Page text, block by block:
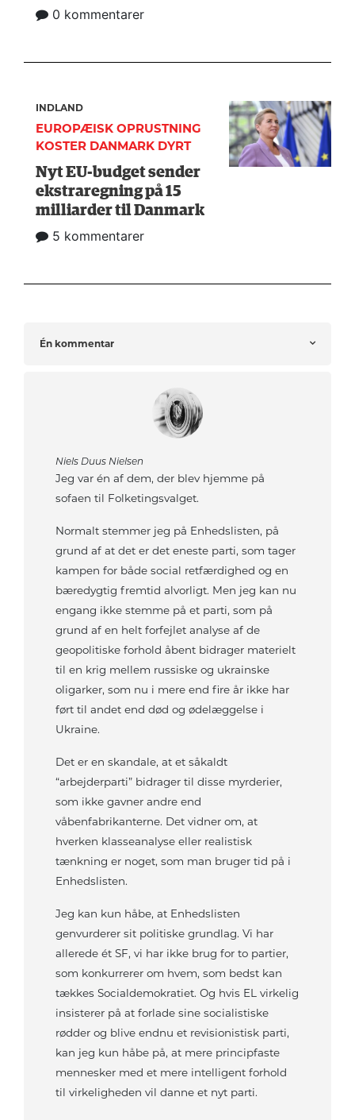
0 kommentarer
INDLAND
EUROPÆISK OPRUSTNING
KOSTER DANMARK DYRT
Nyt EU-budget sender
ekstraregning på 15
milliarder til Danmark
5 kommentarer
Én kommentar
Niels Duus Nielsen
Jeg var én af dem, der blev hjemme på
sofaen til Folketingsvalget.
Normalt stemmer jeg på Enhedslisten, på
grund af at det er det eneste parti, som tager
kampen for både social retfærdighed og en
bæredygtig fremtid alvorligt. Men jeg kan nu
engang ikke stemme på et parti, som på
grund af en helt forfejlet analyse af de
geopolitiske forhold åbent bidrager materielt
til en krig mellem russiske og ukrainske
oligarker, som nu i mere end fire år ikke har
ført til andet end død og ødelæggelse i
Ukraine.
Det er en skandale, at et såkaldt
“arbejderparti” bidrager til disse myrderier,
som ikke gavner andre end
våbenfabrikanterne. Det vidner om, at
hverken klasseanalyse eller realistisk
tænkning er noget, som man bruger tid på i
Enhedslisten.
Jeg kan kun håbe, at Enhedslisten
genvurderer sit politiske grundlag. Vi har
allerede ét SF, vi har ikke brug for to partier,
som konkurrerer om hvem, som bedst kan
tækkes Socialdemokratiet. Og hvis EL virkelig
insisterer på at forlade sine socialistiske
rødder og blive endnu et revisionistisk parti,
kan jeg kun håbe på, at mere principfaste
mennesker med et mere intelligent forhold
til virkeligheden vil danne et nyt parti.